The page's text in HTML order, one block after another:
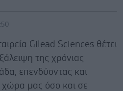
Gilead Sciences θέτει
της χρόνιας
επενδύοντας και
χώρα μας όσο και σε